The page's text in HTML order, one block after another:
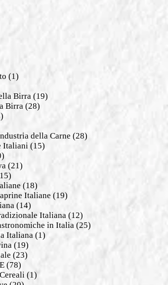
(1)
Birra (19)
Birra (28)
della Carne (28)
Italiani (15)
(21)
(18)
Italiane (19)
(14)
Italiana (12)
in Italia (25)
Italiana (1)
(19)
(23)
(78)
(1)